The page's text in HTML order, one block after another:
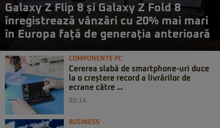
Galaxy Z Flip 8 și Galaxy Z Fold 8
înregistrează vânzări cu 20% mai mari
în Europa față de generația anterioară
COMPONENTE PC
Cererea slabă de smartphone-uri duce
la o creștere record a livrărilor de
ecrane către ...
00:14
BUSINESS